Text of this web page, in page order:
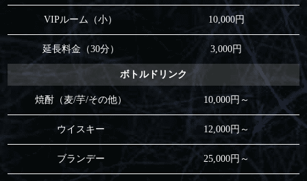
VIPルーム（小） 10,000円
延長料金（30分） 3,000円
ボトルドリンク
焼酎（麦/芋/その他） 10,000円～
ウイスキー 12,000円～
ブランデー 25,000円～